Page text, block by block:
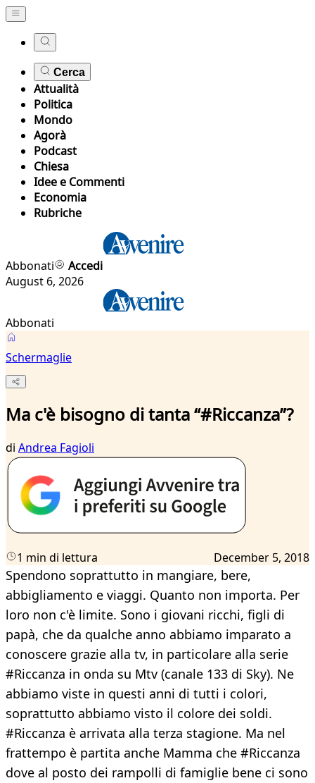
Cerca
Attualità
Politica
Mondo
Agorà
Podcast
Chiesa
Idee e Commenti
Economia
Rubriche
Abbonati
Accedi
August 6, 2026
Abbonati
Schermaglie
Ma c'è bisogno di tanta “#Riccanza”?
di Andrea Fagioli
1 min di lettura December 5, 2018
Spendono soprattutto in mangiare, bere,
abbigliamento e viaggi. Quanto non importa. Per
loro non c'è limite. Sono i giovani ricchi, figli di
papà, che da qualche anno abbiamo imparato a
conoscere grazie alla tv, in particolare alla serie
#Riccanza in onda su Mtv (canale 133 di Sky). Ne
abbiamo viste in questi anni di tutti i colori,
soprattutto abbiamo visto il colore dei soldi.
#Riccanza è arrivata alla terza stagione. Ma nel
frattempo è partita anche Mamma che #Riccanza
dove al posto dei rampolli di famiglie bene ci sono